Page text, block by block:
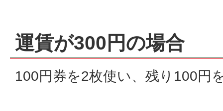
運賃が300円の場合
100円券を2枚使い、残り100円